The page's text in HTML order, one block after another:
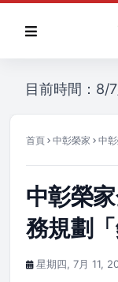
目前時間：8/
首頁 中彰榮家 中
中彰榮
務規劃
星期四, 7月 11,